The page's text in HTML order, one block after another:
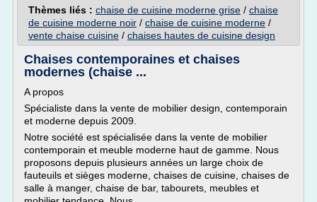
Thèmes liés : chaise de cuisine moderne grise / chaise
de cuisine moderne noir / chaise de cuisine moderne /
vente chaise cuisine / chaises hautes de cuisine design
Chaises contemporaines et chaises
modernes (chaise ...
A propos
Spécialiste dans la vente de mobilier design, contemporain
et moderne depuis 2009.
Notre société est spécialisée dans la vente de mobilier
contemporain et meuble moderne haut de gamme. Nous
proposons depuis plusieurs années un large choix de
fauteuils et sièges moderne, chaises de cuisine, chaises de
salle à manger, chaise de bar, tabourets, meubles et